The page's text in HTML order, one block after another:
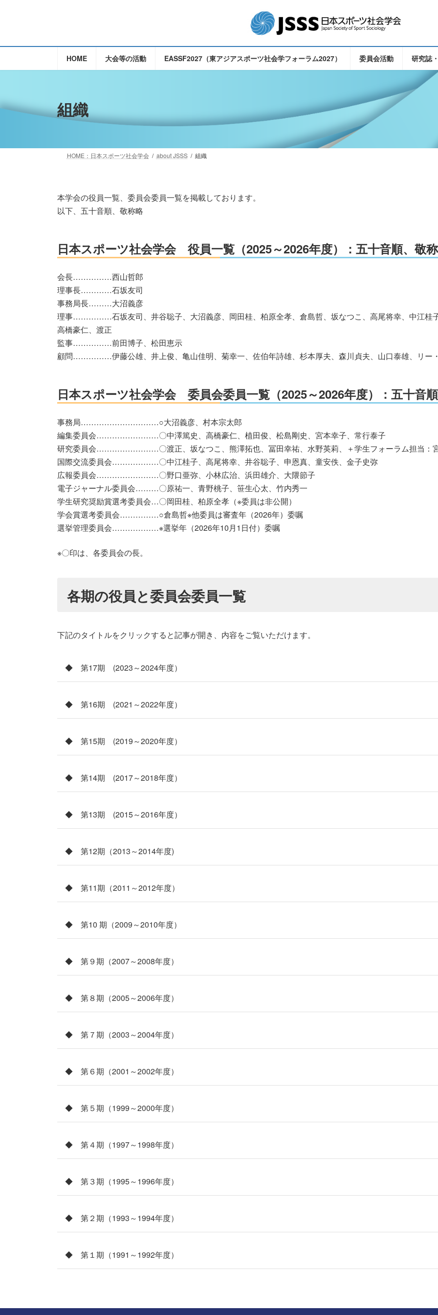
プ
動
HOME 大会等の活動 EASSF2027（東アジアスポーツ社会学フォーラム2027） 委員会活動 研究誌
組織
HOME：日本スポーツ社会学会 about JSSS 組織
本学会の役員一覧、委員会委員一覧を掲載しております。
以下、五十音順、敬称略
日本スポーツ社会学会 役員一覧（2025～2026年度）：五十音順、敬
会長……………西山哲郎
理事長…………石坂友司
事務局長………大沼義彦
理事……………石坂友司、井谷聡子、大沼義彦、岡田桂、柏原全孝、倉島哲、坂なつこ、高尾将幸、中江桂
高橋豪仁、渡正
監事……………前田博子、松田恵示
顧問……………伊藤公雄、井上俊、亀山佳明、菊幸一、佐伯年詩雄、杉本厚夫、森川貞夫、山口泰雄、リー
日本スポーツ社会学会 委員会委員一覧（2025～2026年度）：五十音
事務局…………………………○大沼義彦、村本宗太郎
編集委員会……………………〇中澤篤史、高橋豪仁、植田俊、松島剛史、宮本幸子、常行泰子
研究委員会……………………〇渡正、坂なつこ、熊澤拓也、冨田幸祐、水野英莉、＋学生フォーラム担当：
国際交流委員会………………〇中江桂子、高尾将幸、井谷聡子、申恩真、童安佚、金子史弥
広報委員会……………………〇野口亜弥、小林広治、浜田雄介、大隈節子
電子ジャーナル委員会………〇原祐一、青野桃子、笹生心太、竹内秀一
学生研究奨励賞選考委員会…〇岡田桂、柏原全孝（※委員は非公開）
学会賞選考委員会……………○倉島哲※他委員は審査年（2026年）委嘱
選挙管理委員会………………※選挙年（2026年10月1日付）委嘱
※〇印は、各委員会の長。
各期の役員と委員会委員一覧
下記のタイトルをクリックすると記事が開き、内容をご覧いただけます。
◆ 第17期 (2023～2024年度）
◆ 第16期 (2021～2022年度）
◆ 第15期 (2019～2020年度）
◆ 第14期 (2017～2018年度）
◆ 第13期 (2015～2016年度）
◆ 第12期（2013～2014年度)
◆ 第11期（2011～2012年度）
◆ 第10 期（2009～2010年度）
◆ 第９期（2007～2008年度）
◆ 第８期（2005～2006年度）
◆ 第７期（2003～2004年度）
◆ 第６期（2001～2002年度）
◆ 第５期（1999～2000年度）
◆ 第４期（1997～1998年度）
◆ 第３期（1995～1996年度）
◆ 第２期（1993～1994年度）
◆ 第１期（1991～1992年度）